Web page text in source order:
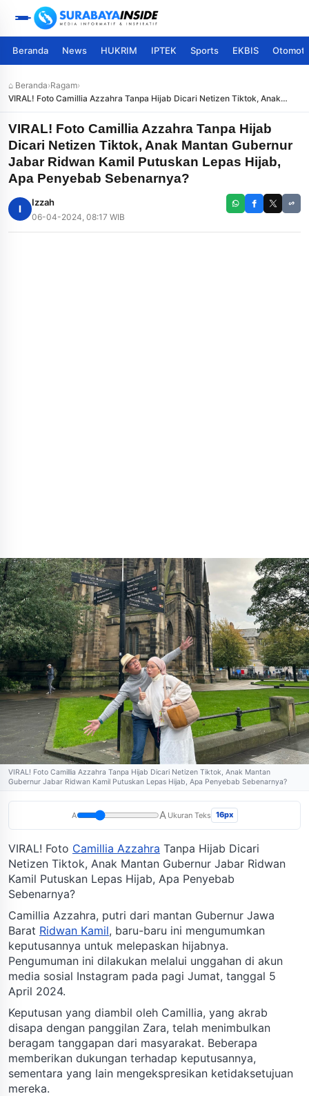
Beranda News HUKRIM IPTEK Sports EKBIS
⌂ Beranda›Ragam›
VIRAL! Foto Camillia Azzahra Tanpa Hijab Dicari Netizen Tiktok, Anak
Mantan Gubernur Jabar Ridwan Kamil Putuskan Lepas Hijab, Apa
Penyebab Sebenarnya?
VIRAL! Foto Camillia Azzahra Tanpa Hijab
Dicari Netizen Tiktok, Anak Mantan Gubernur
Jabar Ridwan Kamil Putuskan Lepas Hijab,
Apa Penyebab Sebenarnya?
I
Izzah
06-04-2024, 08:17 WIB
VIRAL! Foto Camillia Azzahra Tanpa Hijab Dicari Netizen Tiktok, Anak Mantan
Gubernur Jabar Ridwan Kamil Putuskan Lepas Hijab, Apa Penyebab Sebenarnya?
A A Ukuran Teks 16px
VIRAL! Foto Camillia Azzahra Tanpa Hijab Dicari
Netizen Tiktok, Anak Mantan Gubernur Jabar Ridwan
Kamil Putuskan Lepas Hijab, Apa Penyebab
Sebenarnya?
Camillia Azzahra, putri dari mantan Gubernur Jawa
Barat Ridwan Kamil, baru-baru ini mengumumkan
keputusannya untuk melepaskan hijabnya.
Pengumuman ini dilakukan melalui unggahan di akun
media sosial Instagram pada pagi Jumat, tanggal 5
April 2024.
Keputusan yang diambil oleh Camillia, yang akrab
disapa dengan panggilan Zara, telah menimbulkan
beragam tanggapan dari masyarakat. Beberapa
memberikan dukungan terhadap keputusannya,
sementara yang lain mengekspresikan ketidaksetujuan
mereka.